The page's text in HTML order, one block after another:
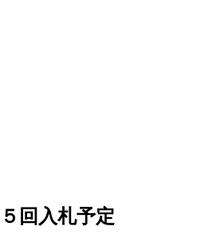
回入札予定